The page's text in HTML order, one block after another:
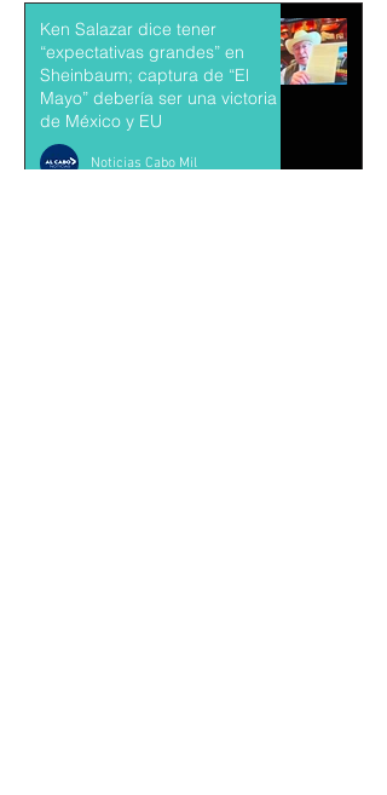
Ken Salazar dice tener
“expectativas grandes” en
Sheinbaum; captura de “El
Mayo” debería ser una victoria
de México y EU
Noticias Cabo Mil